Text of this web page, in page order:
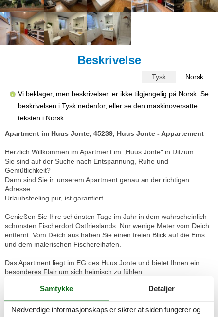
Beskrivelse
Tysk Norsk
Vi beklager, men beskrivelsen er ikke tilgjengelig på Norsk. Se
beskrivelsen i Tysk nedenfor, eller se den maskinoversatte
teksten i Norsk
Apartment im Huus Jonte, 45239, Huus Jonte - Appartement
Herzlich Willkommen im Apartment im „Huus Jonte“ in Ditzum.
Sie sind auf der Suche nach Entspannung, Ruhe und
Gemütlichkeit?
Dann sind Sie in unserem Apartment genau an der richtigen
Adresse.
Urlaubsfeeling pur, ist garantiert.
Genießen Sie Ihre schönsten Tage im Jahr in dem wahrscheinlich
schönsten Fischerdorf Ostfrieslands. Nur wenige Meter vom Deich
entfernt. Vom Deich aus haben Sie einen freien Blick auf die Ems
und dem malerischen Fischereihafen.
Das Apartment liegt im EG des Huus Jonte und bietet Ihnen ein
besonderes Flair um sich heimisch zu fühlen.
ausreichend Platz für 2 Personen.
Hier können Sie gemütlich frühstücken oder einen ereignisreichen
Samtykke Detaljer
Nødvendige informasjonskapsler sikrer at siden fungerer og